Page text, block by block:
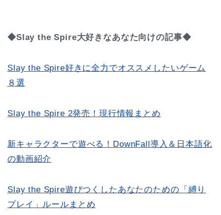
◆Slay the Spire大好きなあなた向けの記事◆
Slay the Spire好きに全力でオススメしたいゲーム
８選
Slay the Spire 2発売！現行情報まとめ
新キャラクターで遊べる！DownFall導入＆日本語化
の動画紹介
Slay the Spire遊びつくしたあなたのための「縛り
プレイ」ルールまとめ